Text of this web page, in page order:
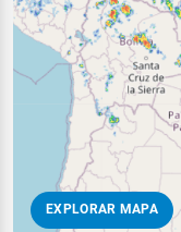
EXPLORAR MAPA